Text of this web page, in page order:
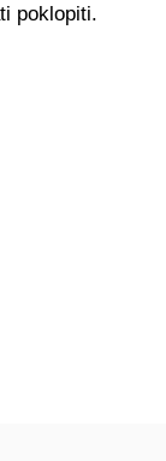
poklopiti.